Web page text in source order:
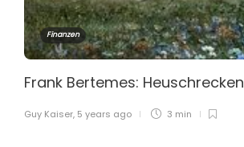
Finanzen
Frank Bertemes: Heuschrecken
Guy Kaiser, 5 years ago 3 min